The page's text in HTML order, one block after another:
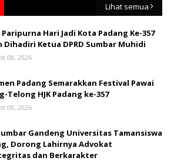
Lihat semua
Hari Jadi Kota Padang Ke-357
Dihadiri Ketua DPRD Sumbar Muhidi
08, 2026
Padang Semarakkan Festival Pawai
Telong HJK Padang ke-357
08, 2026
Gandeng Universitas Tamansiswa
Dorong Lahirnya Advokat
dan Berkarakter